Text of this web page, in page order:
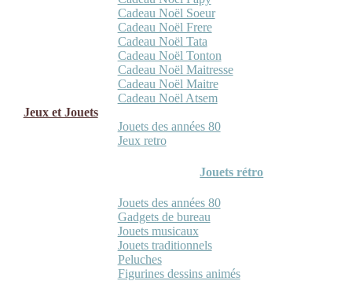
Cadeau Noël Soeur
Cadeau Noël Frere
Cadeau Noël Tata
Cadeau Noël Tonton
Cadeau Noël Maitresse
Cadeau Noël Maitre
Cadeau Noël Atsem
Jeux et Jouets
Jouets des années 80
Jeux retro
Jouets rétro
Jouets des années 80
Gadgets de bureau
Jouets musicaux
Jouets traditionnels
Peluches
Figurines dessins animés